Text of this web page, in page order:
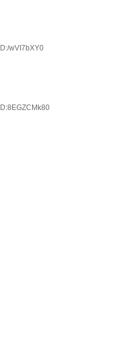
wVI7bXY0